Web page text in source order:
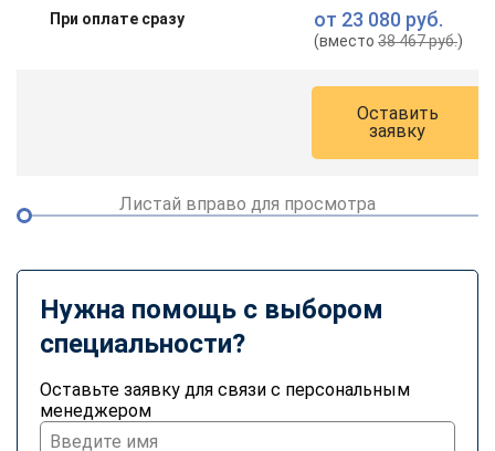
При оплате сразу от 23 080 руб.
(вместо38 467 руб.)
Оставить
заявку
Листай вправо для просмотра
Нужна помощь с выбором
специальности?
Оставьте заявку для связи с персональным
менеджером
ChatApp
online